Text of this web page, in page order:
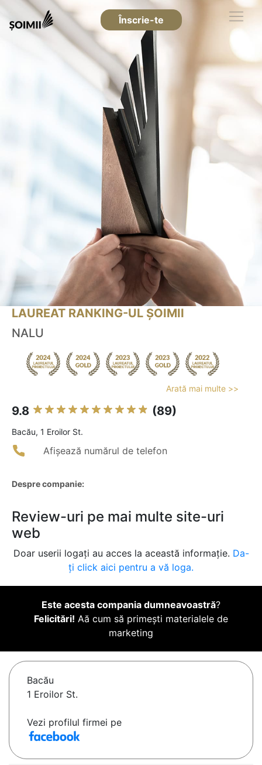
Înscrie-te
LAUREAT RANKING-UL ȘOIMII
NALU
Arată mai multe >>
9.8 (89)
Bacău, 1 Eroilor St.
Afișează numărul de telefon
Despre companie:
Review-uri pe mai multe site-uri
web
Doar userii logați au acces la această informație. Da-
ți click aici pentru a vă loga.
Este acesta compania dumneavoastră?
Felicitări! Aă cum să primești materialele de
marketing
Bacău
1 Eroilor St.
Vezi profilul firmei pe